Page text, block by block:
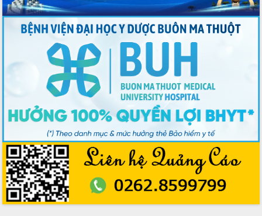
Thủ tướng Chính phủ Phạm Minh Chính
kiểm tra, chỉ đạo hoàn thành các dự
án cao tốc và thăm khu tái định cư tại
Sôi nổi Hội đua ngựa truyền thống Gò
Thì Thùng mừng Xuân Bính Ngọ 2026
Lãnh đạo tỉnh dâng hương tưởng niệm
tại Đập Đồng Cam đầu Xuân Bính Ngọ
Ngành nông nghiệp phấn đấu tăng
trưởng đạt 5,86% trong năm 2026
UBND tỉnh Đắk Lắk triển khai công tác
quốc phòng, quân sự địa phương năm
2026
Đắk Lắk tập trung toàn lực khắc phục
tồn tại IUU, sẵn sàng làm việc với
Đoàn thanh tra EC